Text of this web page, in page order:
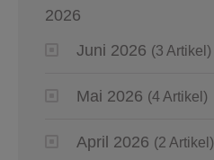
2026
Juni 2026 (3 Artikel)
Mai 2026 (4 Artikel)
April 2026 (2 Artikel)